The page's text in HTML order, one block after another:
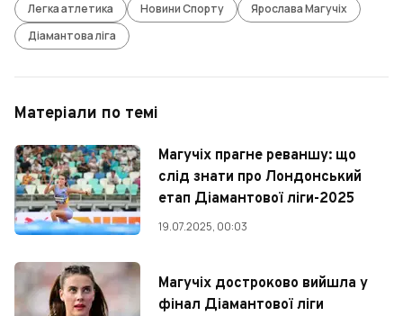
Легка атлетика Новини Спорту
Ярослава Магучіх
Діамантова ліга
Матеріали по темі
Магучіх прагне реваншу: що
слід знати про Лондонський
етап Діамантової ліги-2025
19.07.2025, 00:03
Магучіх достроково вийшла у
фінал Діамантової ліги